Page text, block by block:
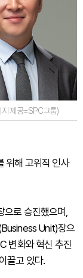
지 제공=SPC그룹)
위해 고위직 인사
로 승진했으며,
Unit)장으
변화와 혁신 추진
끌고 있다.